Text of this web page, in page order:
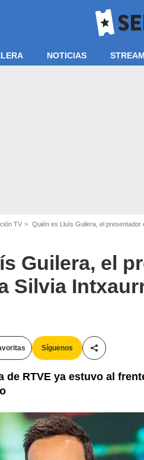
NOTICIAS
TV Quién es Lluís Guilera, el
Guilera, el
Silvia
Síguenos
Compartir
de RTVE ya estuvo al